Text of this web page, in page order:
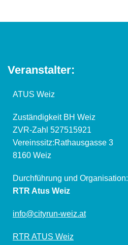
Veranstalter:
ATUS Weiz
Zuständigkeit BH Weiz
ZVR-Zahl 527515921
Vereinssitz:Rathausgasse 3
8160 Weiz
Durchführung und Organisation:
RTR Atus Weiz
info@cityrun-weiz.at
RTR ATUS Weiz